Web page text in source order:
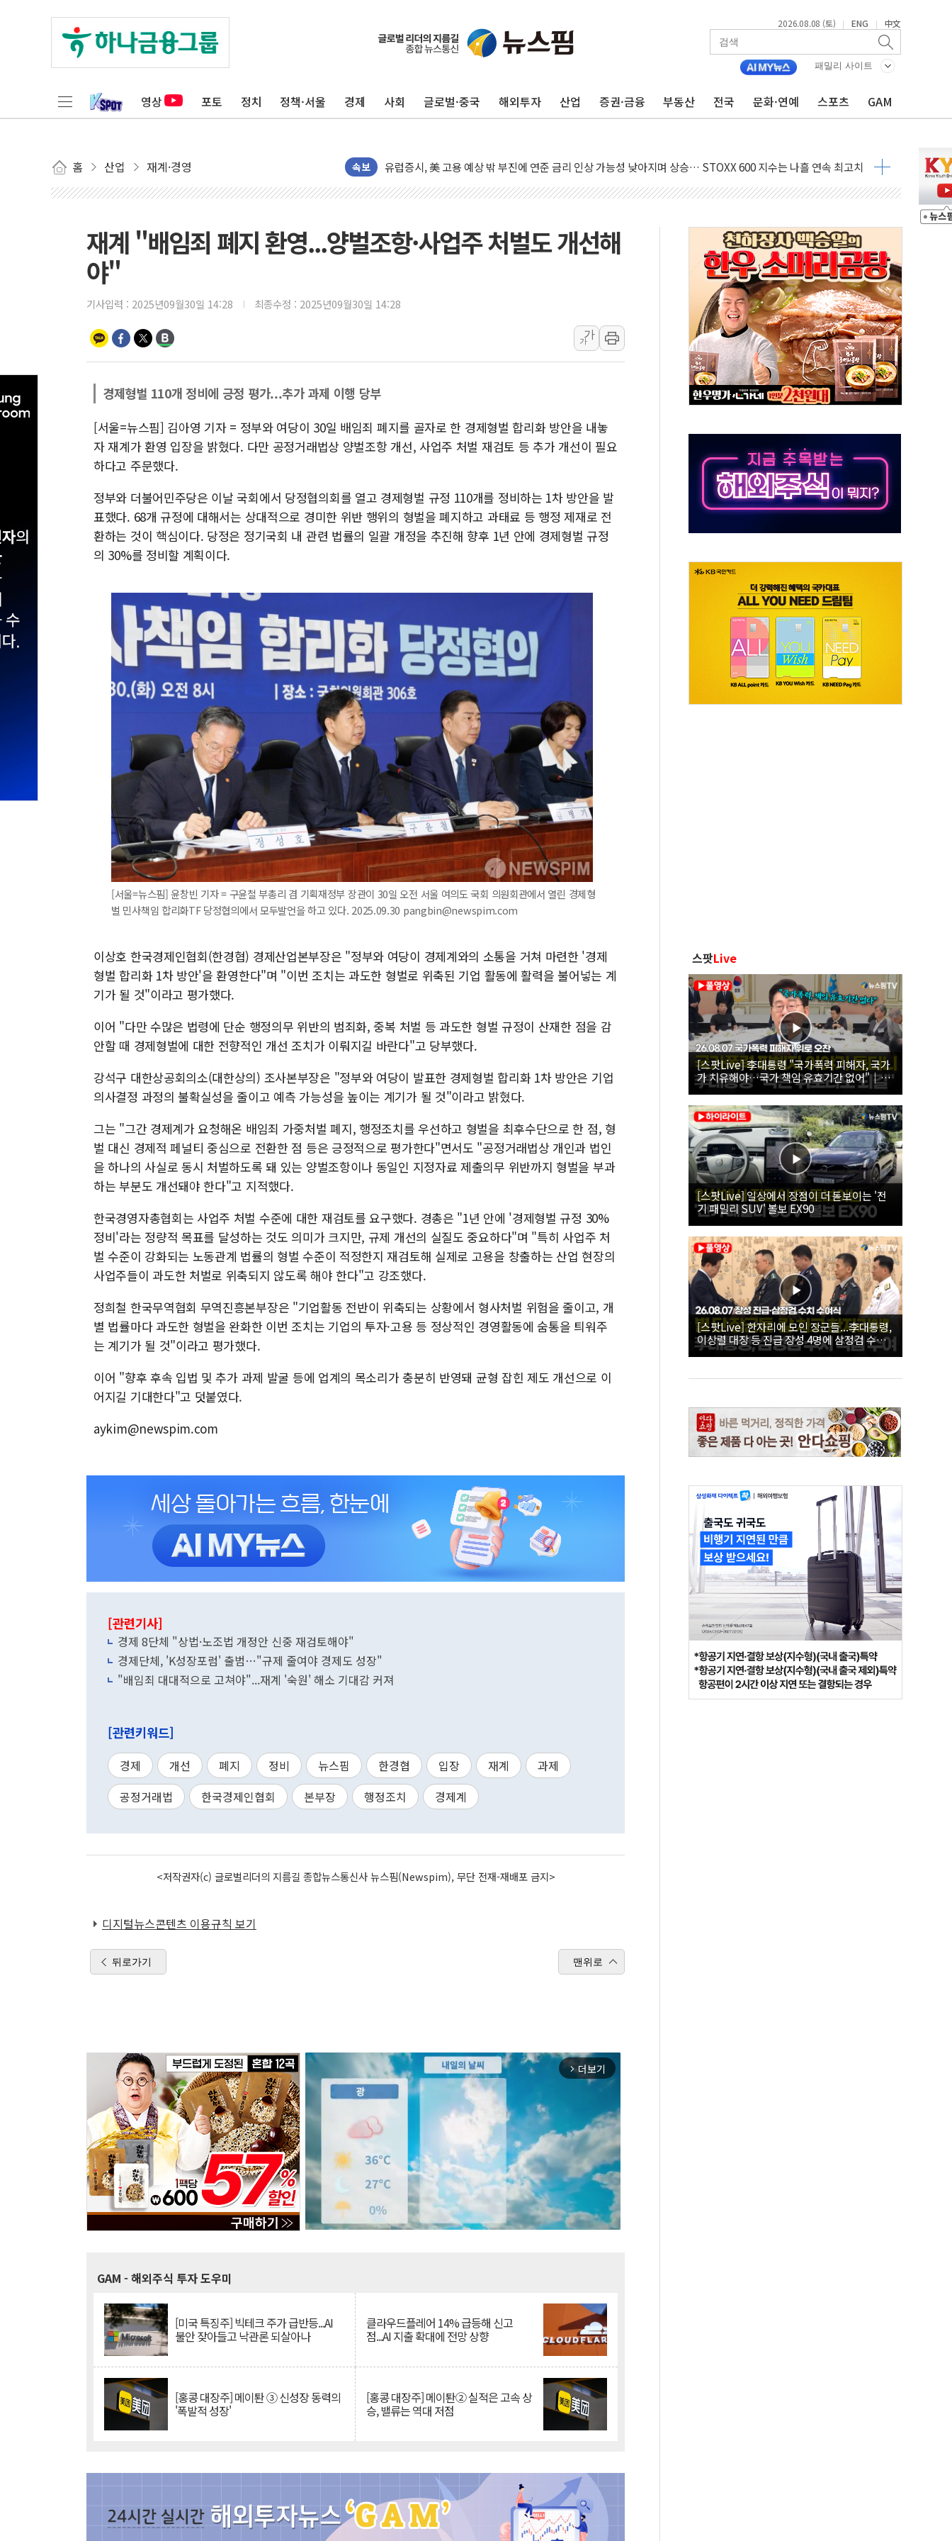
2026.08.08 (토) | ENG | 中文
패밀리 사이트
영상 포토 정치 정책·서울 경제 사회 글로벌·중국 해외투자 산업 증권·금융 부동산 전국 문화·연예 스포츠 GAM
홈 산업 재계·경영 속보
뉴욕증시, 고용 쇼크에 금리 인상 우려 후퇴…S&P500 최고치
미 연준 매파 기세 꺾이나…고용 감소에 9월 동결 전망 우세
[종합] 이슬람 수니파 3국, '공동방위협정' 체결… 이스라엘·이란 위협에 맞설 자체 억지력 강화
美 항소법원, 백악관 무도회장 공사 중단 명령…트럼프 제동
이란 핵심 원유 수출항 '하르그섬', 최근 1주일 이상 '올스톱'… 美 해상봉쇄 영향
[AI MY 뉴스] 뉴욕 반도체주 프리뷰...美 고용 쇼크에 반도체주 '활짝'
뉴욕증시 프리뷰, 美 고용 쇼크에 금리 인상 우려 후퇴…나스닥 선물 1%대 상승
[종합] 美 7월 고용 2만3000명 감소 '쇼크'…9월 금리 인상 기대 후퇴
[사진] 이슬람 수니파 3개국, 공동방위협정 체결
뉴욕증시 개장 전 특징주...아틀라시안·클라우드플레어·태양광주↑ VS 트레이드데스크·웬디스↓
보훈부, 미 DPAA와 MOU… "6·25 미군 실종자 7359명 끝까지 찾겠다"
트럼프 "금리 내려야"…파월 때와 달리 워시엔 톤 낮춰
특정 정치인 측근 포항시 정책특보 내정설...포항시 '시끌'
李 "해남 태양광, 대한민국 다음 100년 밑거름…수도권 집중 완화 전환점"
李 대통령, '6시간 마라톤 부동산 2차 회의' 주재… "전폭적 공급 확대·속도전 총력"
트럼프, 中 겨냥 폴리실리콘 관세 15% 부과…美 태양광주 급등
재계 "배임죄 폐지 환영...양벌조항·사업주 처벌도 개선해
야"
기사입력 : 2025년09월30일 14:28 최종수정 : 2025년09월30일 14:28
가
가
경제형벌 110개 정비에 긍정 평가...추가 과제 이행 당부
[서울=뉴스핌] 김아영 기자 = 정부와 여당이 30일 배임죄 폐지를 골자로 한 경제형벌 합리화 방안을 내놓
자 재계가 환영 입장을 밝혔다. 다만 공정거래법상 양벌조항 개선, 사업주 처벌 재검토 등 추가 개선이 필요
하다고 주문했다.
정부와 더불어민주당은 이날 국회에서 당정협의회를 열고 경제형벌 규정 110개를 정비하는 1차 방안을 발
표했다. 68개 규정에 대해서는 상대적으로 경미한 위반 행위의 형벌을 폐지하고 과태료 등 행정 제재로 전
환하는 것이 핵심이다. 당정은 정기국회 내 관련 법률의 일괄 개정을 추진해 향후 1년 안에 경제형벌 규정
의 30%를 정비할 계획이다.
[서울=뉴스핌] 윤창빈 기자 = 구윤철 부총리 겸 기획재정부 장관이 30일 오전 서울 여의도 국회 의원회관에서 열린 경제형
벌 민사책임 합리화TF 당정협의에서 모두발언을 하고 있다. 2025.09.30 pangbin@newspim.com
이상호 한국경제인협회(한경협) 경제산업본부장은 "정부와 여당이 경제계와의 소통을 거쳐 마련한 '경제
형벌 합리화 1차 방안'을 환영한다"며 "이번 조치는 과도한 형벌로 위축된 기업 활동에 활력을 불어넣는 계
기가 될 것"이라고 평가했다.
이어 "다만 수많은 법령에 단순 행정의무 위반의 범죄화, 중복 처벌 등 과도한 형벌 규정이 산재한 점을 감
안할 때 경제형벌에 대한 전향적인 개선 조치가 이뤄지길 바란다"고 당부했다.
강석구 대한상공회의소(대한상의) 조사본부장은 "정부와 여당이 발표한 경제형벌 합리화 1차 방안은 기업
의사결정 과정의 불확실성을 줄이고 예측 가능성을 높이는 계기가 될 것"이라고 밝혔다.
그는 "그간 경제계가 요청해온 배임죄 가중처벌 폐지, 행정조치를 우선하고 형벌을 최후수단으로 한 점, 형
벌 대신 경제적 페널티 중심으로 전환한 점 등은 긍정적으로 평가한다"면서도 "공정거래법상 개인과 법인
을 하나의 사실로 동시 처벌하도록 돼 있는 양벌조항이나 동일인 지정자료 제출의무 위반까지 형벌을 부과
하는 부분도 개선돼야 한다"고 지적했다.
한국경영자총협회는 사업주 처벌 수준에 대한 재검토를 요구했다. 경총은 "1년 안에 '경제형벌 규정 30%
정비'라는 정량적 목표를 달성하는 것도 의미가 크지만, 규제 개선의 실질도 중요하다"며 "특히 사업주 처
벌 수준이 강화되는 노동관계 법률의 형벌 수준이 적정한지 재검토해 실제로 고용을 창출하는 산업 현장의
사업주들이 과도한 처벌로 위축되지 않도록 해야 한다"고 강조했다.
정희철 한국무역협회 무역진흥본부장은 "기업활동 전반이 위축되는 상황에서 형사처벌 위험을 줄이고, 개
별 법률마다 과도한 형벌을 완화한 이번 조치는 기업의 투자·고용 등 정상적인 경영활동에 숨통을 틔워주
는 계기가 될 것"이라고 평가했다.
이어 "향후 후속 입법 및 추가 과제 발굴 등에 업계의 목소리가 충분히 반영돼 균형 잡힌 제도 개선으로 이
어지길 기대한다"고 덧붙였다.
aykim@newspim.com
[관련기사]
경제 8단체 "상법·노조법 개정안 신중 재검토해야"
경제단체, 'K성장포럼' 출범…"규제 줄여야 경제도 성장"
"배임죄 대대적으로 고쳐야"...재계 '숙원' 해소 기대감 커져
[관련키워드]
경제 개선 폐지 정비 뉴스핌 한경협 입장 재계
과제
공정거래법
한국경제인협회 본부장 행정조치 경제계
<저작권자(c) 글로벌리더의 지름길 종합뉴스통신사 뉴스핌(Newspim), 무단 전재-재배포 금지>
디지털뉴스콘텐츠 이용규칙 보기
뒤로가기 맨위로
arrow_forward_ios 더보기
GAM - 해외주식 투자 도우미
[미국 특징주] 빅테크 주가 급반등...AI
불안 잦아들고 낙관론 되살아나
클라우드플레어 14% 급등해 신고
점...AI 지출 확대에 전망 상향
[홍콩 대장주] 메이퇀 ③ 신성장 동력의
'폭발적 성장'
[홍콩 대장주] 메이퇀② 실적은 고속 상
승, 밸류는 역대 저점
스팟Live
[스팟Live] 李대통령 "국가폭력 피해자, 국가
가 치유해야…국가 책임 유효기간 없어"｜
26.08.07 국가폭력 피해자 위로 오찬
[스팟Live] 일상에서 장점이 더 돋보이는 '전
기 패밀리 SUV' 볼보 EX90
[스팟Live] 한자리에 모인 장군들...李대통령,
이상렬 대장 등 진급 장성 4명에 삼정검 수치
직접 수여｜26.08.07 장성 진급·삼정검 수치